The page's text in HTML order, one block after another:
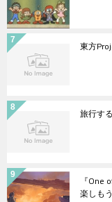
東方
旅行す
『One
楽しも